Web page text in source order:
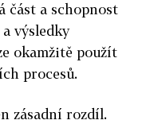
část a schopnost
výsledky
okamžitě použít
procesů.
zásadní rozdíl.